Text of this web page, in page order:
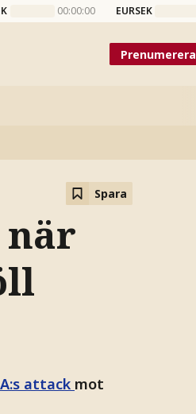
00:00:00 EURSEK
Prenumerera
Spara
när
attack mot